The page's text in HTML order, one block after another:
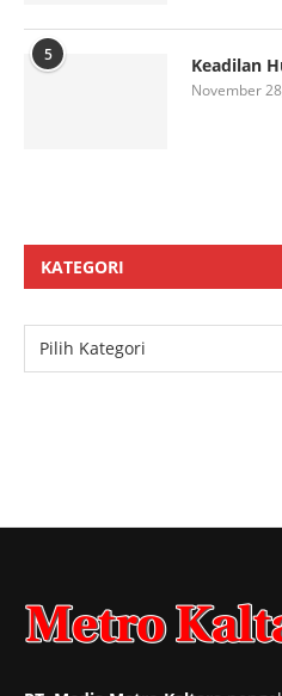
5 Keadilan
November
KATEGORI